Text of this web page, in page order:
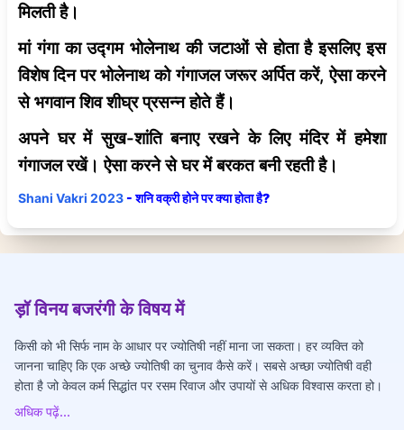
मिलती है।
मां गंगा का उद्गम भोलेनाथ की जटाओं से होता है इसलिए इस
विशेष दिन पर भोलेनाथ को गंगाजल जरूर अर्पित करें, ऐसा करने
से भगवान शिव शीघ्र प्रसन्न होते हैं।
अपने घर में सुख-शांति बनाए रखने के लिए मंदिर में हमेशा
गंगाजल रखें। ऐसा करने से घर में बरकत बनी रहती है।
Shani Vakri 2023 - शनि वक्री होने पर क्या होता है?
ड़ॉ विनय बजरंगी के विषय में
किसी को भी सिर्फ नाम के आधार पर ज्योतिषी नहीं माना जा सकता। हर व्यक्ति को
जानना चाहिए कि एक अच्छे ज्योतिषी का चुनाव कैसे करें। सबसे अच्छा ज्योतिषी वही
होता है जो केवल कर्म सिद्धांत पर रसम रिवाज और उपायों से अधिक विश्वास करता हो।
अधिक पढ़ें...